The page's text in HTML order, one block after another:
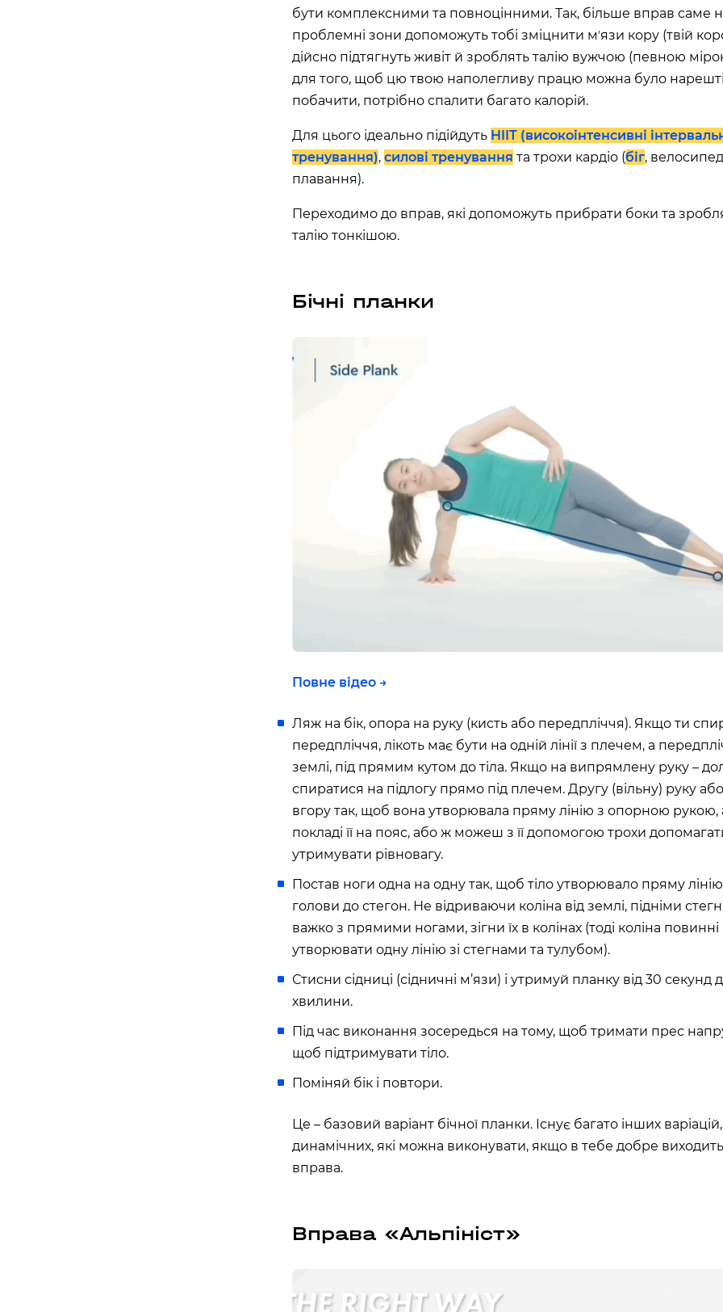
APOLLO NEXT 035 (ТРЦ «ГЕРМЕС»)
вулиця Ярослава Мудрого, 40, Біла Церква, Київська область,
APOLLO NEXT 033 (ТЦ «МАГІГРАНД»)
APOLLO NEXT 027 (ЦУМ «КИЇВСЬКИЙ ШЛЯХ»)
бути комплексними та повноцінними. Так, більше вправ саме
проблемні зони допоможуть тобі зміцнити мʼязи кору (твій
дійсно підтягнуть живіт й зроблять талію вужчою (певною
для того, щоб цю твою наполегливу працю можна було нарешті
побачити, потрібно спалити багато калорій.
Для цього ідеально підійдуть HIIT (високоінтенсивні
тренування),силові тренування та трохи кардіо (біг,
плавання).
Переходимо до вправ, які допоможуть прибрати боки та
талію тонкішою.
Бічні планки
Повне відео →
Ляж на бік, опора на руку (кисть або передпліччя). Якщо ти
передпліччя, лікоть має бути на одній лінії з плечем, а
землі, під прямим кутом до тіла. Якщо на випрямлену руку –
спиратися на підлогу прямо під плечем. Другу (вільну) руку
вгору так, щоб вона утворювала пряму лінію з опорною рукою,
покладі її на пояс, або ж можеш з її допомогою трохи
утримувати рівновагу.
Постав ноги одна на одну так, щоб тіло утворювало пряму лінію
голови до стегон. Не відриваючи коліна від землі, підніми
важко з прямими ногами, зігни їх в колінах (тоді коліна повинні
утворювати одну лінію зі стегнами та тулубом).
Стисни сідниці (сідничні м’язи) і утримуй планку від 30 секунд
хвилини.
Під час виконання зосередься на тому, щоб тримати прес
щоб підтримувати тіло.
Поміняй бік і повтори.
Це – базовий варіант бічної планки. Існує багато інших
динамічних, які можна виконувати, якщо в тебе добре
вправа.
Вправа «Альпініст»
60 секунд пам’яті
О 9:00 ми зупиняємось
00 59